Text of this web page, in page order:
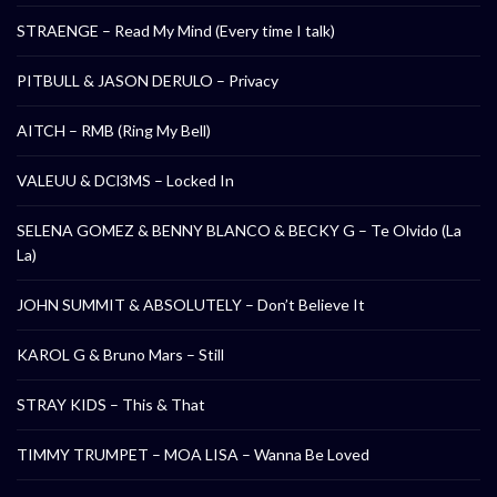
STRAENGE – Read My Mind (Every time I talk)
PITBULL & JASON DERULO – Privacy
AITCH – RMB (Ring My Bell)
VALEUU & DCl3MS – Locked In
SELENA GOMEZ & BENNY BLANCO & BECKY G – Te Olvido (La
La)
JOHN SUMMIT & ABSOLUTELY – Don’t Believe It
KAROL G & Bruno Mars – Still
STRAY KIDS – This & That
TIMMY TRUMPET – MOA LISA – Wanna Be Loved